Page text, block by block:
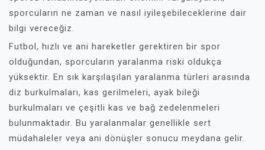
sporcuların ne zaman ve nasıl iyileşebileceklerine dair
bilgi vereceğiz.
Futbol, hızlı ve ani hareketler gerektiren bir spor
olduğundan, sporcuların yaralanma riski oldukça
yüksektir. En sık karşılaşılan yaralanma türleri arasında
diz burkulmaları, kas gerilmeleri, ayak bileği
burkulmaları ve çeşitli kas ve bağ zedelenmeleri
bulunmaktadır. Bu yaralanmalar genellikle sert
müdahaleler veya ani dönüşler sonucu meydana gelir.